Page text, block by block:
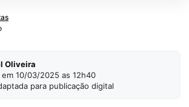
Oliveira
em 10/03/2025 as 12h40
para publicação digital